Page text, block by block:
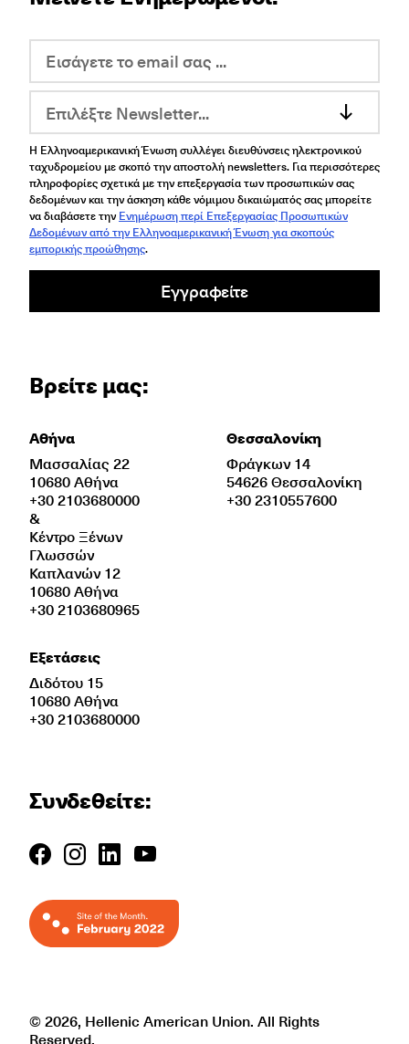
Επιλέξτε Newsletter...
Η Ελληνοαμερικανική Ένωση συλλέγει διευθύνσεις ηλεκτρονικού
ταχυδρομείου με σκοπό την αποστολή newsletters. Για περισσότερες
πληροφορίες σχετικά με την επεξεργασία των προσωπικών σας
δεδομένων και την άσκηση κάθε νόμιμου δικαιώματός σας μπορείτε
να διαβάσετε την Ενημέρωση περί Επεξεργασίας Προσωπικών
Δεδομένων από την Ελληνοαμερικανική Ένωση για σκοπούς
εμπορικής προώθησης.
Εγγραφείτε
Βρείτε μας:
Αθήνα
Μασσαλίας 22
10680 Αθήνα
+30 2103680000
&
Κέντρο Ξένων
Γλωσσών
Καπλανών 12
10680 Αθήνα
+30 2103680965
Εξετάσεις
Διδότου 15
10680 Αθήνα
+30 2103680000
Θεσσαλονίκη
Φράγκων 14
54626 Θεσσαλονίκη
+30 2310557600
Συνδεθείτε:
© 2026, Hellenic American Union. All Rights
Reserved.